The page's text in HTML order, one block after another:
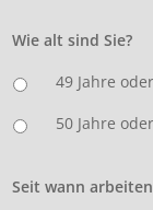
Wie alt sind Sie?
49 Jahre
50 Jahre
Seit wann